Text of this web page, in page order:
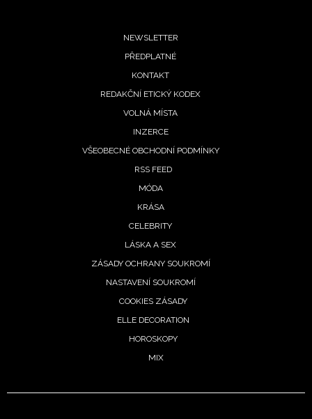
NEWSLETTER
PŘEDPLATNÉ
KONTAKT
REDAKČNÍ ETICKÝ KODEX
VOLNÁ MÍSTA
INZERCE
VŠEOBECNÉ OBCHODNÍ PODMÍNKY
RSS FEED
MÓDA
KRÁSA
CELEBRITY
LÁSKA A SEX
ZÁSADY OCHRANY SOUKROMÍ
NASTAVENÍ SOUKROMÍ
COOKIES ZÁSADY
ELLE DECORATION
HOROSKOPY
MIX